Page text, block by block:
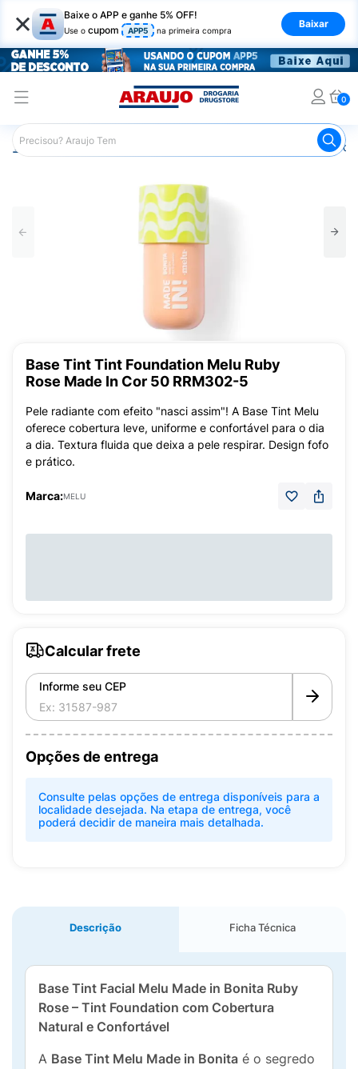
× Baixe o APP e ganhe 5% OFF!
Use o cupom APP5 na primeira compra
Baixar
0
Araujo Maquiagem Base Tint Tint
Base Tint Tint Foundation Melu Ruby
Rose Made In Cor 50 RRM302-5
Pele radiante com efeito "nasci assim"! A Base Tint Melu
oferece cobertura leve, uniforme e confortável para o dia
a dia. Textura fluida que deixa a pele respirar. Design fofo
e prático.
Marca:MELU
Calcular frete
Informe seu CEP
Opções de entrega
Consulte pelas opções de entrega disponíveis para a
localidade desejada. Na etapa de entrega, você
poderá decidir de maneira mais detalhada.
Descrição Ficha Técnica
Base Tint Facial Melu Made in Bonita Ruby
Rose – Tint Foundation com Cobertura
Natural e Confortável
A Base Tint Melu Made in Bonita é o segredo